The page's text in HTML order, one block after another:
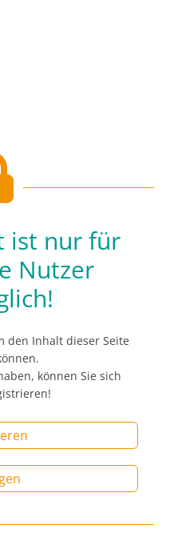
ist nur für
Nutzer
den Inhalt dieser Seite
können Sie sich